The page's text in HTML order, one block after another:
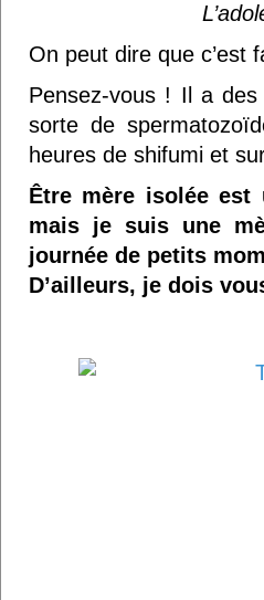
On peut dire que c’est
Pensez-vous ! Il a
sorte de
heures de shifumi et
Être mère isolée
mais je suis une
journée de petits
D’ailleurs, je dois